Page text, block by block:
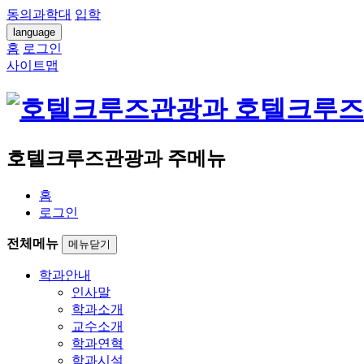
동의과학대 입학
language
홈 로그인
사이트맵
호텔크루
호텔크루즈관광과 주메뉴
홈
로그인
전체메뉴 메뉴닫기
학과안내
인사말
학과소개
교수소개
학과연혁
학과시설